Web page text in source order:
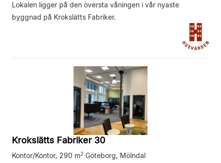
Lokalen ligger på den översta våningen i vår nyaste
byggnad på Krokslätts Fabriker.
Krokslätts Fabriker 30
Kontor/Kontor, 290 m2 Göteborg, Mölndal